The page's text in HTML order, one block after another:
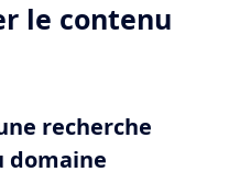
le contenu
recherche
domaine